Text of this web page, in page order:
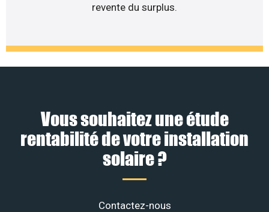
revente du surplus.
Vous souhaitez une étude
rentabilité de votre installation
solaire ?
Contactez-nous